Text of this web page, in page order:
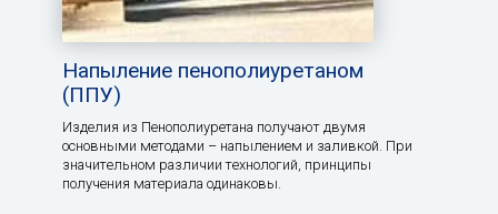
Напыление пенополиуретаном
(ППУ)
Изделия из Пенополиуретана получают двумя
основными методами – напылением и заливкой. При
значительном различии технологий, принципы
получения материала одинаковы.